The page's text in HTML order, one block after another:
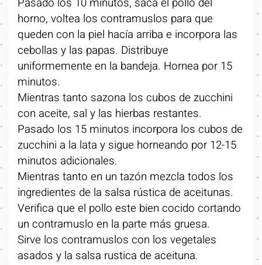
horno, voltea los contramuslos para que
queden con la piel hacía arriba e incorpora las
cebollas y las papas. Distribuye
uniformemente en la bandeja. Hornea por 15
minutos.
Mientras tanto sazona los cubos de zucchini
con aceite, sal y las hierbas restantes.
Pasado los 15 minutos incorpora los cubos de
zucchini a la lata y sigue horneando por 12-15
minutos adicionales.
Mientras tanto en un tazón mezcla todos los
ingredientes de la salsa rústica de aceitunas.
Verifica que el pollo este bien cocido cortando
un contramuslo en la parte más gruesa.
Sirve los contramuslos con los vegetales
asados y la salsa rustica de aceituna.